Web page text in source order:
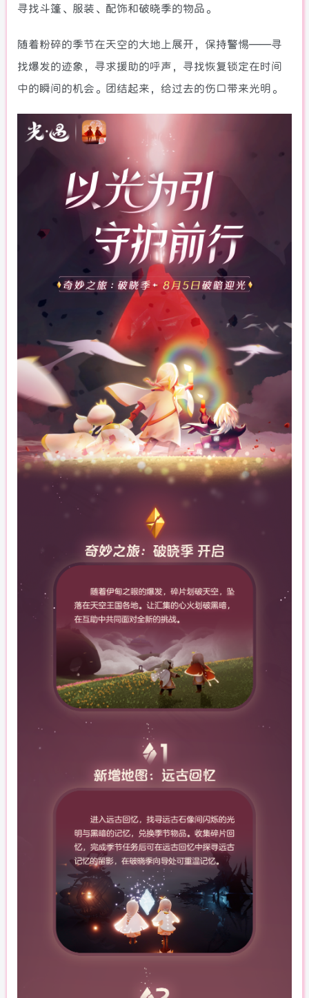
寻找斗篷、服装、配饰和破晓季的物品。
随着粉碎的季节在天空的大地上展开，保持警惕——寻
找爆发的迹象，寻求援助的呼声，寻找恢复锁定在时间
中的瞬间的机会。团结起来，给过去的伤口带来光明。